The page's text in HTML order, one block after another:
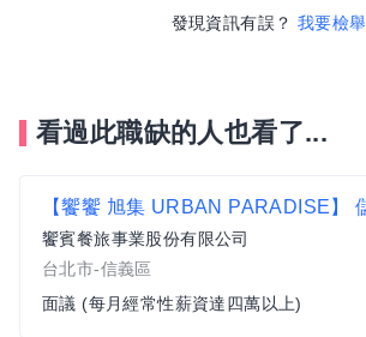
發現資訊有誤？ 我要檢舉
看過此職缺的人也看了...
饗賓餐旅事業股份有限公司
台北市-信義區
面議 (每月經常性薪資達四萬以上)